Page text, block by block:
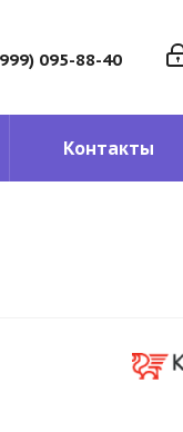
095-88-40
Контакты